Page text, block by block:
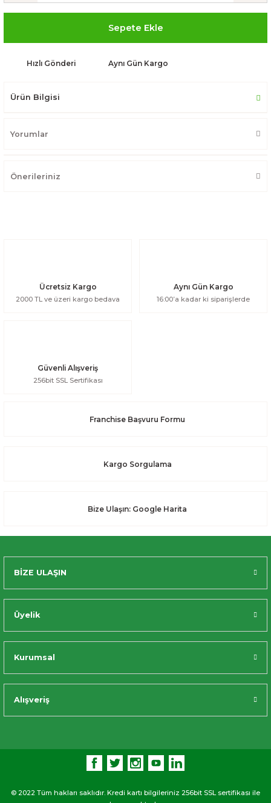
Sepete Ekle
Hızlı Gönderi Aynı Gün Kargo
Ürün Bilgisi
Yorumlar
Önerileriniz
Ücretsiz Kargo
2000 TL ve üzeri kargo bedava
Aynı Gün Kargo
16:00’a kadar ki siparişlerde
Güvenli Alışveriş
256bit SSL Sertifikası
Franchise Başvuru Formu
Kargo Sorgulama
Bize Ulaşın: Google Harita
BİZE ULAŞIN
Üyelik
Kurumsal
Alışveriş
© 2022 Tüm hakları saklıdır. Kredi kartı bilgileriniz 256bit SSL sertifikası ile